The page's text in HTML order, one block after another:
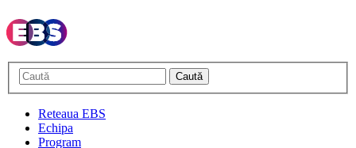
Caută
Reteaua EBS
Echipa
Program